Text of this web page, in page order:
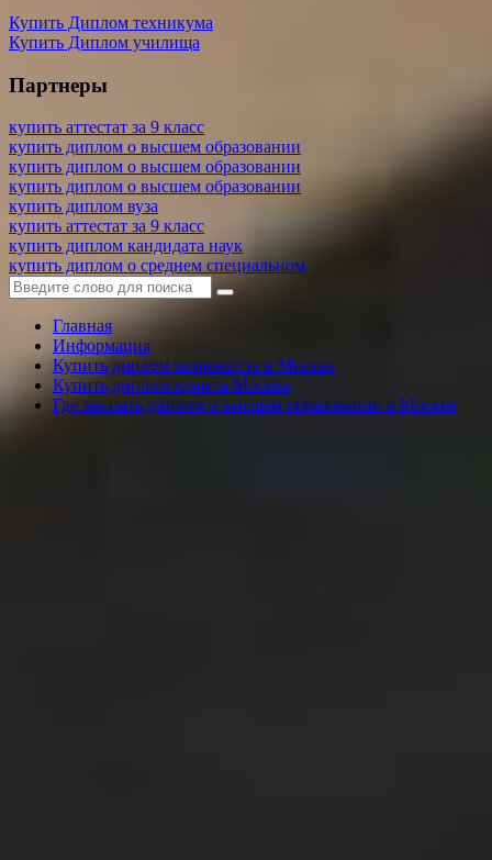
Купить Диплом техникума
Купить Диплом училища
Партнеры
купить аттестат за 9 класс
купить диплом о высшем образовании
купить диплом о высшем образовании
купить диплом о высшем образовании
купить диплом вуза
купить аттестат за 9 класс
купить диплом кандидата наук
купить диплом о среднем специальном
Главная
Информация
Купить диплом экономиста в Москве
Купить диплом юриста Москва
Где заказать диплом о высшем образовании в Москве